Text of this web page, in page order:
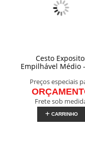
Cesto
Empilhável Médio
Preços especiais
Frete sob
CARRINHO